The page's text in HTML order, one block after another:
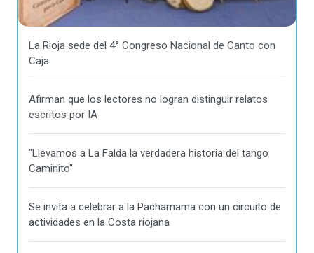
La Rioja sede del 4° Congreso Nacional de Canto con
Caja
Afirman que los lectores no logran distinguir relatos
escritos por IA
"Llevamos a La Falda la verdadera historia del tango
Caminito"
Se invita a celebrar a la Pachamama con un circuito de
actividades en la Costa riojana